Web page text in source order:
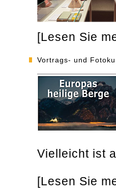
[Lesen Sie
Vortrags- und
Vielleicht ist
[Lesen Sie